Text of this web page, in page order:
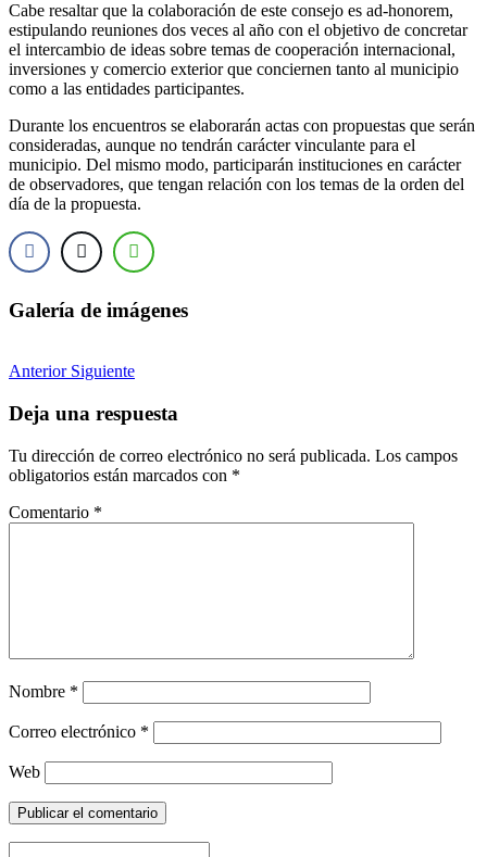
Cabe resaltar que la colaboración de este consejo es ad-honorem,
estipulando reuniones dos veces al año con el objetivo de concretar
el intercambio de ideas sobre temas de cooperación internacional,
inversiones y comercio exterior que conciernen tanto al municipio
como a las entidades participantes.
Durante los encuentros se elaborarán actas con propuestas que serán
consideradas, aunque no tendrán carácter vinculante para el
municipio. Del mismo modo, participarán instituciones en carácter
de observadores, que tengan relación con los temas de la orden del
día de la propuesta.
Galería de imágenes
Anterior Siguiente
Deja una respuesta
Tu dirección de correo electrónico no será publicada. Los campos
obligatorios están marcados con *
Comentario *
Nombre *
Correo electrónico *
Web